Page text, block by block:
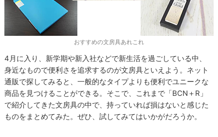
おすすめの文房具あれこれ
4月に入り、新学期や新入社などで新生活を過ごしている中、
身近なもので便利さを追求するのが文房具といえよう。ネット
通販で探してみると、一般的なタイプよりも便利でユニークな
商品を見つけることができる。そこで、これまで「BCN＋R」
で紹介してきた文房具の中で、持っていれば損はないと感じた
ものをまとめてみた。ぜひ、試してみてはいかがだろうか。